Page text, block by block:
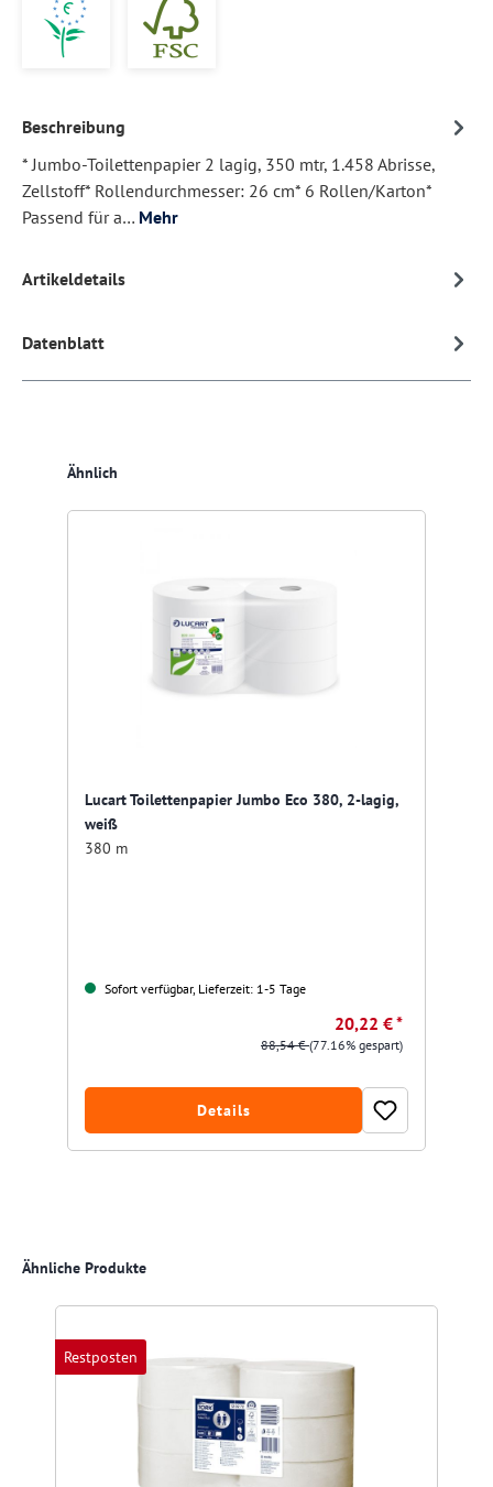
Beschreibung
* Jumbo-Toilettenpapier 2 lagig, 350 mtr, 1.458 Abrisse,
Zellstoff* Rollendurchmesser: 26 cm* 6 Rollen/Karton*
Passend für a… Mehr
Artikeldetails
Datenblatt
Produktgalerie überspringen
Ähnlich
Lucart Toilettenpapier Jumbo Eco 380, 2-lagig,
weiß
380 m
Sofort verfügbar, Lieferzeit: 1-5 Tage
20,22 € *
88,54 €(77.16% gespart)
Details
Produktgalerie überspringen
Ähnliche Produkte
Restposten